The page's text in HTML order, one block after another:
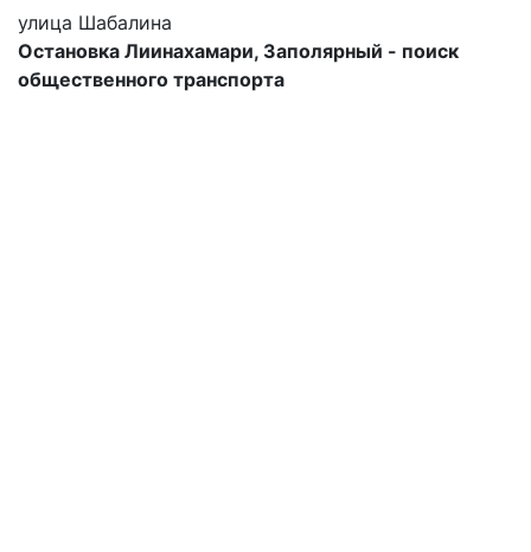
улица Шабалина
Остановка Лиинахамари, Заполярный - поиск
общественного транспорта